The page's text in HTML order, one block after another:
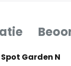
Garden N